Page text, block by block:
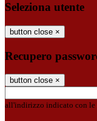
Seleziona utente
button close ×
Recupero
button close ×
all'indirizzo indicato con le